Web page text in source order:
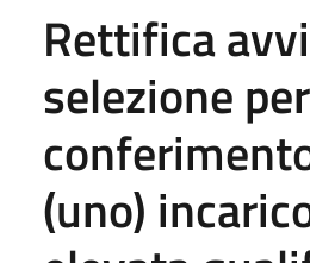
Rettifica
selezione per
(uno)